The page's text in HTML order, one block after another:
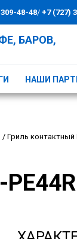
48-48/+7 (727)
БАРОВ,
НАШИ
/ Гриль контактный